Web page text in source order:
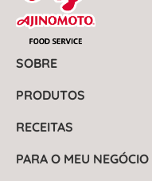
SOBRE
PRODUTOS
RECEITAS
PARA O MEU NEGÓCIO